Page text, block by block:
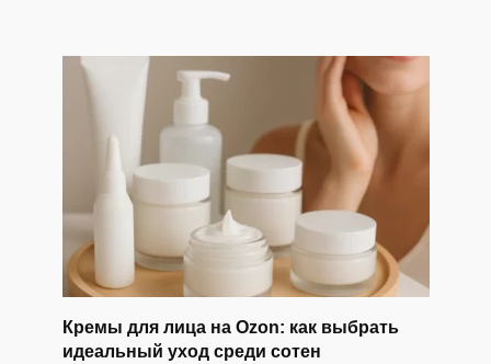
Кремы для лица на Ozon: как выбрать
идеальный уход среди сотен